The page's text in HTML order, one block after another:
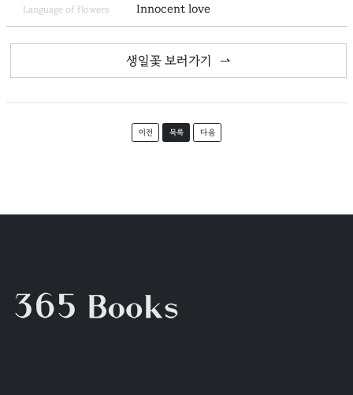
Language of flowers Innocent love
생일꽃 보러가기
이전 목록 다음